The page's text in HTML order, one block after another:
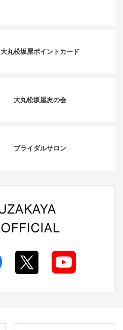
大丸松坂屋ポイントカード
大丸松坂屋友の会
ブライダルサロン